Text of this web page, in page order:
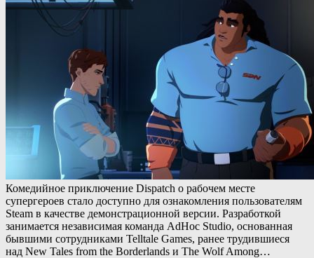
Комедийное приключение Dispatch о рабочем месте
супергероев стало доступно для ознакомления пользователям
Steam в качестве демонстрационной версии. Разработкой
занимается независимая команда AdHoc Studio, основанная
бывшими сотрудниками Telltale Games, ранее трудившиеся
над New Tales from the Borderlands и The Wolf Among…